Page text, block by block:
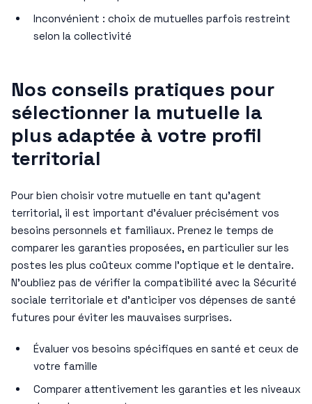
Inconvénient : choix de mutuelles parfois restreint
selon la collectivité
Nos conseils pratiques pour
sélectionner la mutuelle la
plus adaptée à votre profil
territorial
Pour bien choisir votre mutuelle en tant qu’agent
territorial, il est important d’évaluer précisément vos
besoins personnels et familiaux. Prenez le temps de
comparer les garanties proposées, en particulier sur les
postes les plus coûteux comme l’optique et le dentaire.
N’oubliez pas de vérifier la compatibilité avec la Sécurité
sociale territoriale et d’anticiper vos dépenses de santé
futures pour éviter les mauvaises surprises.
Évaluer vos besoins spécifiques en santé et ceux de
votre famille
Comparer attentivement les garanties et les niveaux